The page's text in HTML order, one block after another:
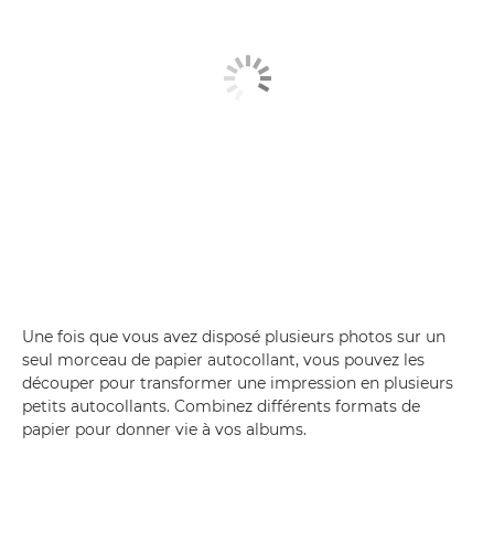
Une fois que vous avez disposé plusieurs photos sur un
seul morceau de papier autocollant, vous pouvez les
découper pour transformer une impression en plusieurs
petits autocollants. Combinez différents formats de
papier pour donner vie à vos albums.